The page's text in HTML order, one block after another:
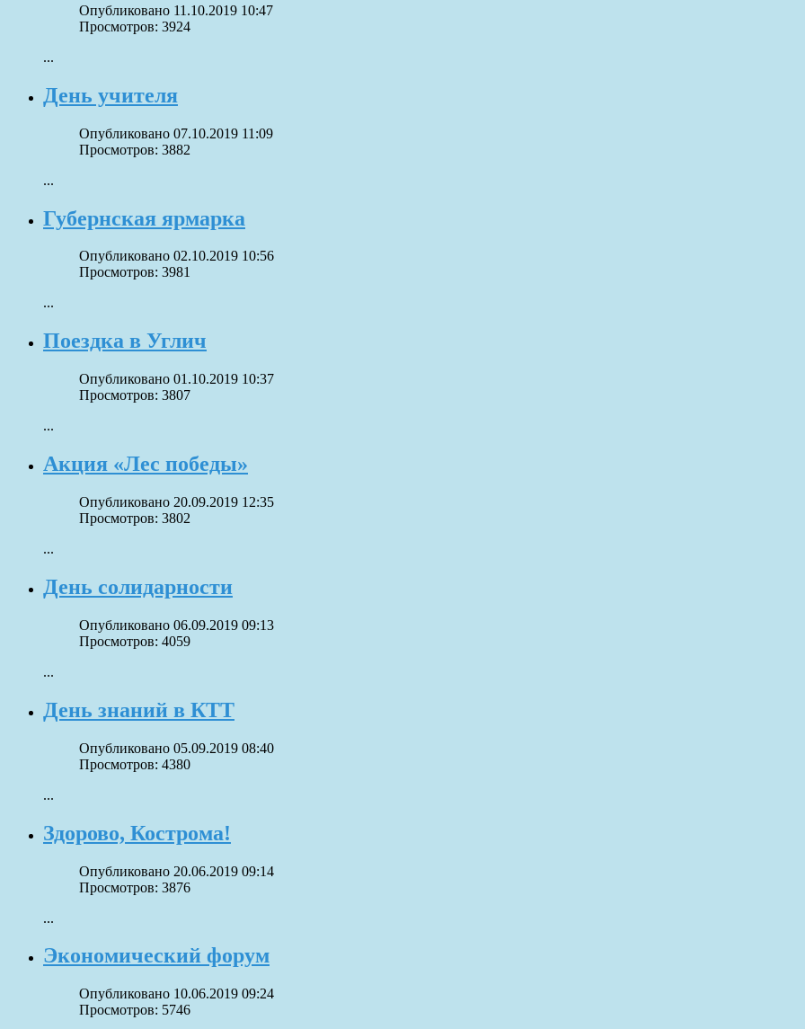
Опубликовано 11.10.2019 10:47
Просмотров: 3924
...
День учителя
Опубликовано 07.10.2019 11:09
Просмотров: 3882
...
Губернская ярмарка
Опубликовано 02.10.2019 10:56
Просмотров: 3981
...
Поездка в Углич
Опубликовано 01.10.2019 10:37
Просмотров: 3807
...
Акция «Лес победы»
Опубликовано 20.09.2019 12:35
Просмотров: 3802
...
День солидарности
Опубликовано 06.09.2019 09:13
Просмотров: 4059
...
День знаний в КТТ
Опубликовано 05.09.2019 08:40
Просмотров: 4380
...
Здорово, Кострома!
Опубликовано 20.06.2019 09:14
Просмотров: 3876
...
Экономический форум
Опубликовано 10.06.2019 09:24
Просмотров: 5746